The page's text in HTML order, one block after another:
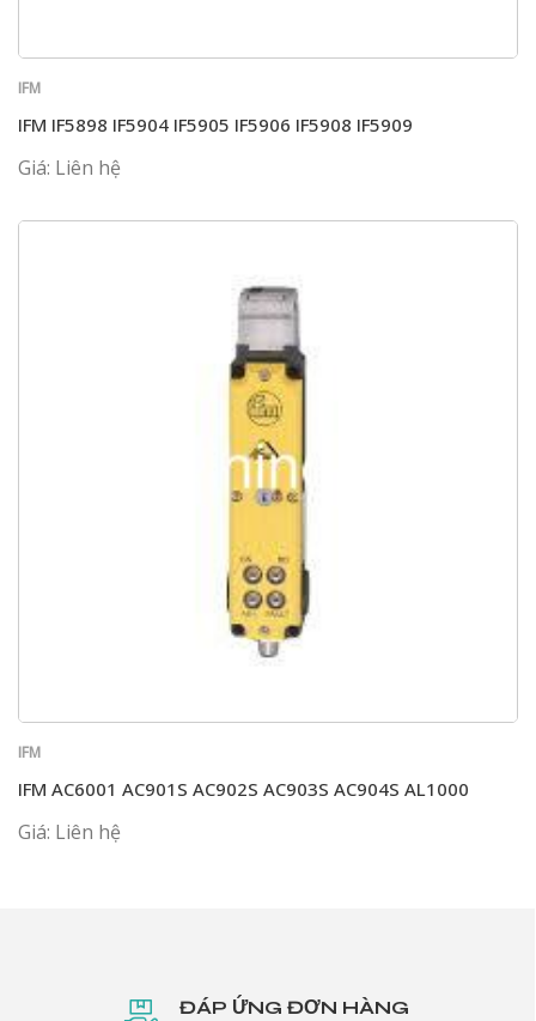
IFM
IFM IF5898 IF5904 IF5905 IF5906 IF5908 IF5909
Giá: Liên hệ
IFM
IFM AC6001 AC901S AC902S AC903S AC904S AL1000
Giá: Liên hệ
ĐÁP ỨNG ĐƠN HÀNG